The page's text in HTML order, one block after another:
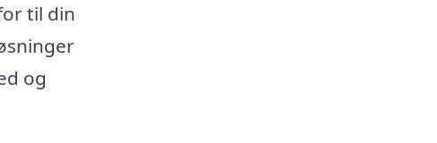
til din
og